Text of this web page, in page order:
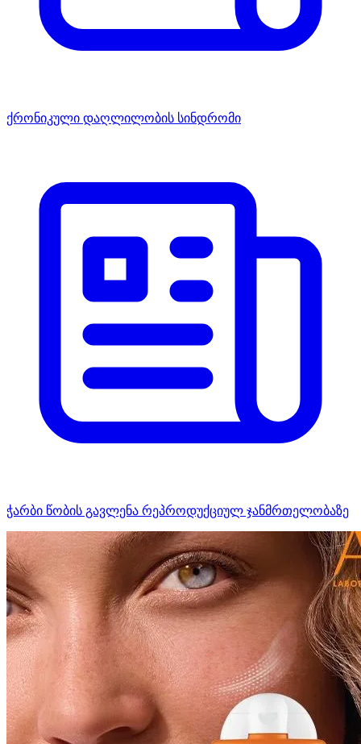
ქრონიკული დაღლილობის სინდრომი
ჭარბი წობის გავლენა რეპროდუქციულ ჯანმრთელობაზე